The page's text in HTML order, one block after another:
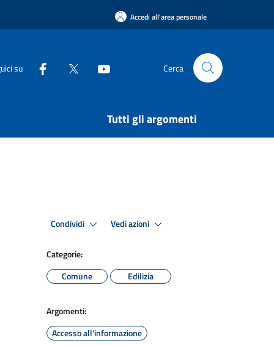
Accedi all'area personale
su Cerca
Tutti gli argomenti
Condividi Vedi azioni
Categorie:
Comune
Edilizia
Argomenti:
Accesso all'informazione